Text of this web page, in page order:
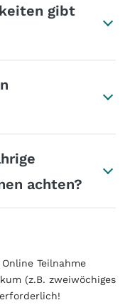
gibt
achten?
Teilnahme
(z.B. zweiwöchiges